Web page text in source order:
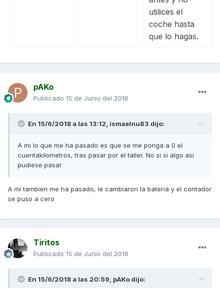
utilices el
coche hasta
que lo hagas.
pAKo
Publicado 15 de Junio del 2018
En 15/6/2018 a las 13:12, ismaelnu83 dijo:
A mi lo que me ha pasado es que se me ponga a 0 el
cuentakilometros, tras pasar por el taller. No si si algo asi
pudiese pasar
A mi tambien me ha pasado, le cambiaron la bateria y el contador
se puso a cero
Tiritos
Publicado 15 de Junio del 2018
En 15/6/2018 a las 20:59, pAKo dijo: